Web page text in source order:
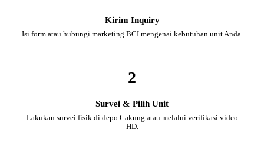
Kirim Inquiry
Isi form atau hubungi marketing BCI mengenai kebutuhan unit Anda.
2
Survei & Pilih Unit
Lakukan survei fisik di depo Cakung atau melalui verifikasi video
HD.